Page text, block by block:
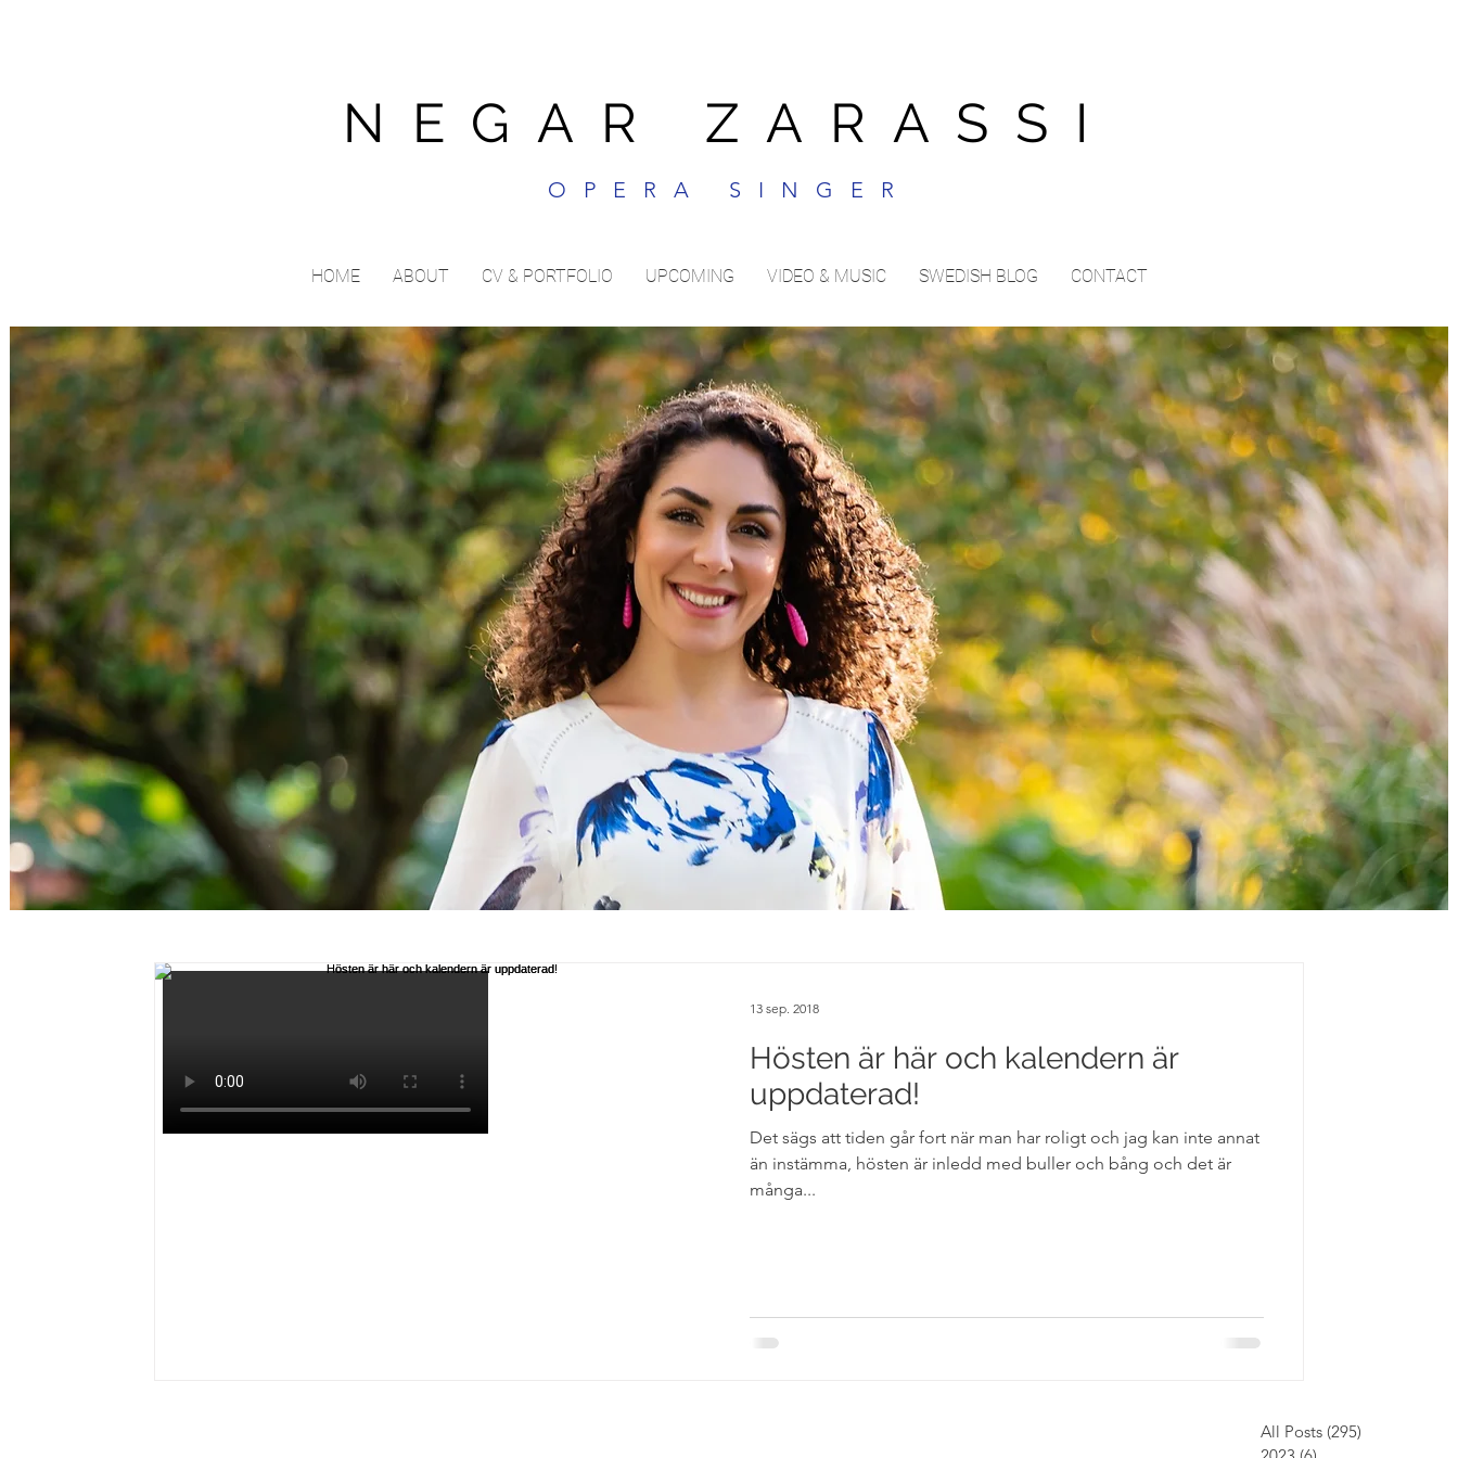
NEGAR ZARASSI
OPERA SINGER
HOME ABOUT CV & PORTFOLIO UPCOMING VIDEO & MUSIC SWEDISH BLOG CONTACT
Hösten är här och kalendern är
uppdaterad!
Det sägs att tiden går fort när man har roligt och jag kan inte annat
än instämma, hösten är inledd med buller och bång och det är
många...
13 sep. 2018
All Posts (295)